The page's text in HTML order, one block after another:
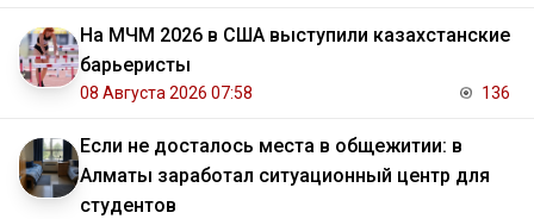
На МЧМ 2026 в США выступили казахстанские
барьеристы
08 Августа 2026 07:58 136
Если не досталось места в общежитии: в
Алматы заработал ситуационный центр для
студентов